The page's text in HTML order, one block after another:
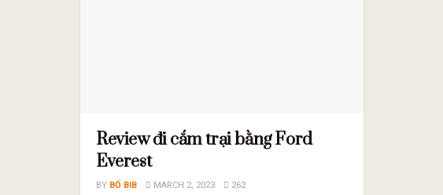
Review đi cắm trại bằng Ford
Everest
BY BỐ BIB MARCH 2, 2023 262